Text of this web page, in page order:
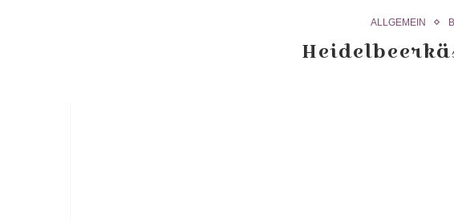
ALLGEMEIN